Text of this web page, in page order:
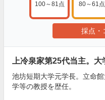
100～81点 80～61点
採点・
上冷泉家第25代当主。大
池坊短期大学元学長。立命
学等の教授を歴任。